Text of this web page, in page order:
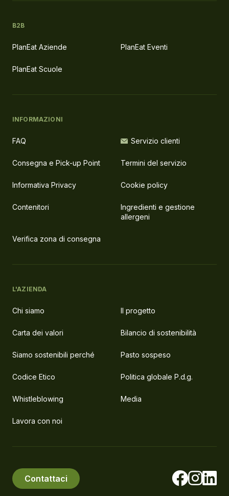
B2B
PlanEat Aziende PlanEat Eventi
PlanEat Scuole
INFORMAZIONI
FAQ Servizio clienti
Consegna e Pick-up Point Termini del servizio
Informativa Privacy Cookie policy
Contenitori
Ingredienti e gestione
allergeni
Verifica zona di consegna
L'AZIENDA
Chi siamo Il progetto
Carta dei valori Bilancio di sostenibilità
Siamo sostenibili perché Pasto sospeso
Codice Etico Politica globale P.d.g.
Whistleblowing Media
Lavora con noi
Contattaci